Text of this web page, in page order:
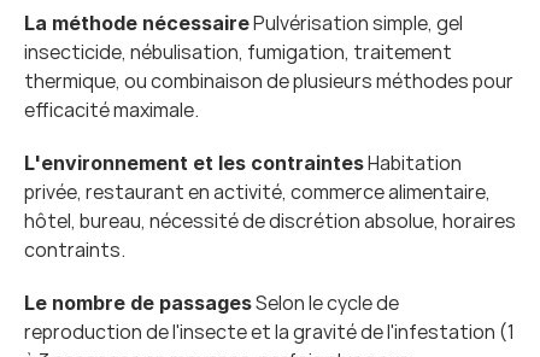
La méthode nécessaire Pulvérisation simple, gel
insecticide, nébulisation, fumigation, traitement
thermique, ou combinaison de plusieurs méthodes pour
efficacité maximale.
L'environnement et les contraintes Habitation
privée, restaurant en activité, commerce alimentaire,
hôtel, bureau, nécessité de discrétion absolue, horaires
contraints.
Le nombre de passages Selon le cycle de
reproduction de l'insecte et la gravité de l'infestation (1